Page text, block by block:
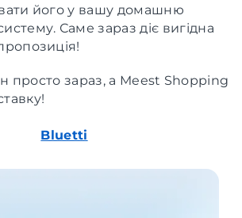
його у вашу домашню
Саме зараз діє вигідна
просто зараз, а Meest Shopping
Bluetti